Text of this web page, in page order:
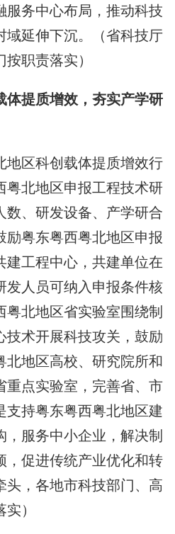
服务中心布局，推动科技
域延伸下沉。（省科技厅
职责落实）
体提质增效，夯实产学研
地区科创载体提质增效行
粤北地区申报工程技术研
数、研发设备、产学研合
励粤东粤西粤北地区申报
建工程中心，共建单位在
发人员可纳入申报条件核
北地区省实验室围绕制
技术开展科技攻关，鼓励
北地区高校、研究院所和
重点实验室，完善省、市
支持粤东粤西粤北地区建
服务中小企业，解决制
，促进传统产业优化和转
头，各地市科技部门、高
）